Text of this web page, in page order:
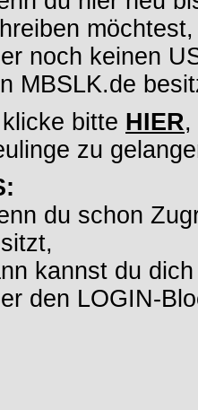
möchtest,
noch keinen
MBSLK.de
bitte HIER,
zu
du schon
kannst du
den LOGIN-